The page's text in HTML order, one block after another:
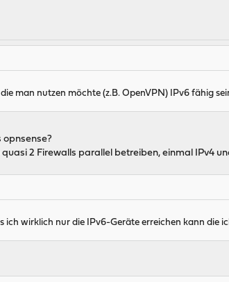
man nutzen möchte (z.B. OpenVPN) IPv6 fähig
opnsense?
2 Firewalls parallel betreiben, einmal IPv4
ich wirklich nur die IPv6-Geräte erreichen kann die